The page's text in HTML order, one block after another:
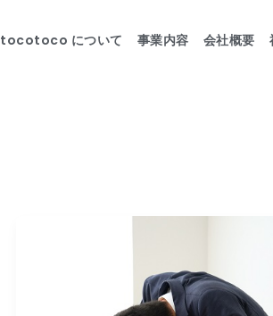
tocotoco について 事業内容 会社概要